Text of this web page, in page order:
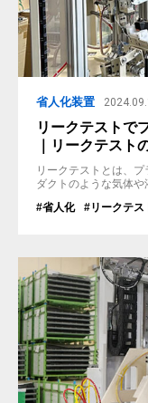
省人化装置
リークテストで
｜リークテスト
リークテストとは、
ダクトのような気体
「リークテスト」につ
#省人化 #リークテス